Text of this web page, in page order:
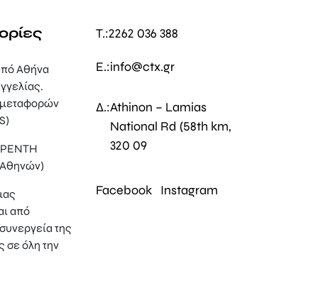
Αθήνα
ΡΕΝΤΗ
από
της
σε όλη την
T.:2262 036 388
E.:info@ctx.gr
Δ.:Athinon – Lamias
National Rd (58th km,
320 09
Facebook Instagram